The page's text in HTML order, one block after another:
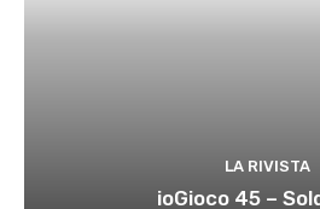
LA RIVISTA
ioGioco 45 –